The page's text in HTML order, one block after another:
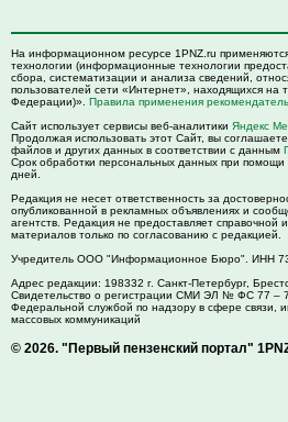
На информационном ресурсе 1PNZ.ru
технологии (информационные технологии
сбора, систематизации и анализа сведений,
пользователей сети «Интернет», находящихся на
Федерации)». Правила применения
Сайт использует сервисы веб-аналитики Яндекс
Продолжая использовать этот Сайт, вы
файлов и других данных в соответствии с данным
Срок обработки персональных данных при помощи
дней.
Редакция не несет ответственность за
опубликованной в рекламных объявлениях и
агентств. Редакция не предоставляет
материалов только по согласованию с редакцией.
Учредитель ООО "Информационное Бюро". ИНН
Адрес редакции: 198332 г. Санкт-Петербург,
Свидетельство о регистрации СМИ ЭЛ № ФС 77 –
Федеральной службой по надзору в сфере связи,
массовых коммуникаций
© 2026. "Первый пензенский портал"